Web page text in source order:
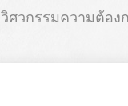
วิศวกรรมความต้อง